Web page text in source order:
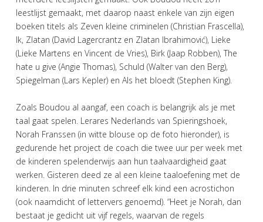
leestlijst gemaakt, met daarop naast enkele van zijn eigen
boeken titels als Zeven kleine criminelen (Christian Frascella),
Ik, Zlatan (David Lagercrantz en Zlatan Ibrahimović), Lieke
(Lieke Martens en Vincent de Vries), Birk (Jaap Robben), The
hate u give (Angie Thomas), Schuld (Walter van den Berg),
Spiegelman (Lars Kepler) en Als het bloedt (Stephen King).
Zoals Boudou al aangaf, een coach is belangrijk als je met
taal gaat spelen. Lerares Nederlands van Spieringshoek,
Norah Franssen (in witte blouse op de foto hieronder), is
gedurende het project de coach die twee uur per week met
de kinderen spelenderwijs aan hun taalvaardigheid gaat
werken. Gisteren deed ze al een kleine taaloefening met de
kinderen. In drie minuten schreef elk kind een acrostichon
(ook naamdicht of lettervers genoemd). “Heet je Norah, dan
bestaat je gedicht uit vijf regels, waarvan de regels